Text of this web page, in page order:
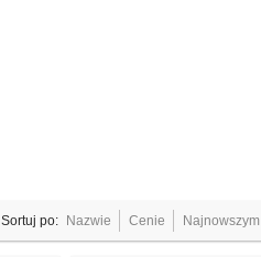
Sortuj po: Nazwie Cenie Najnowszym